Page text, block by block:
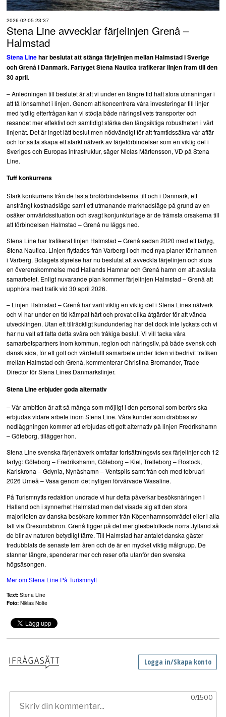
2026-02-05 23:37
Stena Line avvecklar färjelinjen Grenå –
Halmstad
Stena Linehar beslutat att stänga färjelinjen mellan Halmstad i Sverige
och Grenå i Danmark. Fartyget Stena Nautica trafikerar linjen fram till den
30 april.
– Anledningen till beslutet är att vi under en längre tid haft stora utmaningar i
att få lönsamhet i linjen. Genom att koncentrera våra investeringar till linjer
med tydlig efterfrågan kan vi stödja både näringslivets transporter och
resandet mer effektivt och samtidigt stärka den långsiktiga robustheten i vårt
linjenät. Det är inget lätt beslut men nödvändigt för att framtidssäkra vår affär
och fortsätta skapa ett starkt nätverk av färjeförbindelser som en viktig del i
Sveriges och Europas infrastruktur, säger Niclas Mårtensson, VD på Stena
Line.
Tuff konkurrens
Stark konkurrens från de fasta broförbindelserna till och i Danmark, ett
ansträngt kostnadsläge samt ett utmanande marknadsläge på grund av en
osäker omvärldssituation och svagt konjunkturläge är de främsta orsakerna till
att förbindelsen Halmstad – Grenå nu läggs ned.
Stena Line har trafikerat linjen Halmstad – Grenå sedan 2020 med ett fartyg,
Stena Nautica. Linjen flyttades från Varberg i och med nya planer för hamnen
i Varberg. Bolagets styrelse har nu beslutat att avveckla färjelinjen och sluta
en överenskommelse med Hallands Hamnar och Grenå hamn om att avsluta
samarbetet. Enligt nuvarande plan kommer färjelinjen Halmstad – Grenå att
upphöra med trafik vid 30 april 2026.
– Linjen Halmstad – Grenå har varit viktig en viktig del i Stena Lines nätverk
och vi har under en tid kämpat hårt och provat olika åtgärder för att vända
utvecklingen. Utan ett tillräckligt kundunderlag har det dock inte lyckats och vi
har nu valt att fatta detta svåra och tråkiga beslut. Vi vill tacka våra
samarbetspartners inom kommun, region och näringsliv, på både svensk och
dansk sida, för ett gott och värdefullt samarbete under tiden vi bedrivit trafiken
mellan Halmstad och Grenå, kommenterar Christina Bromander, Trade
Director för Stena Lines Danmarkslinjer.
Stena Line erbjuder goda alternativ
– Vår ambition är att så många som möjligt i den personal som berörs ska
erbjudas vidare arbete inom Stena Line. Våra kunder som drabbas av
nedläggningen kommer att erbjudas ett gott alternativ på linjen Fredrikshamn
– Göteborg, tillägger hon.
Stena Line svenska färjenätverk omfattar fortsättningsvis sex färjelinjer och 12
fartyg: Göteborg – Fredrikshamn, Göteborg – Kiel, Trelleborg – Rostock,
Karlskrona – Gdynia, Nynäshamn – Ventspils samt från och med februari
2026 Umeå – Vasa genom det nyligen förvärvade Wasaline.
På Turismnytts redaktion undrade vi hur detta påverkar besöksnäringen i
Halland och i synnerhet Halmstad men det visade sig att den stora
majoriteten av danska besökare kommer från Köpenhamnsområdet eller i alla
fall via Öresundsbron. Grenå ligger på det mer glesbefolkade norra Jylland så
de blir av naturen betydligt färre. Till Halmstad har antalet danska gäster
tredubblats de senaste fem åren och de är en mycket viktig målgrupp. De
stannar längre, spenderar mer och reser ofta utanför den svenska
högsäsongen.
Mer om Stena Line På Turismnytt
Text: Stena Line
Foto: Niklas Nolte